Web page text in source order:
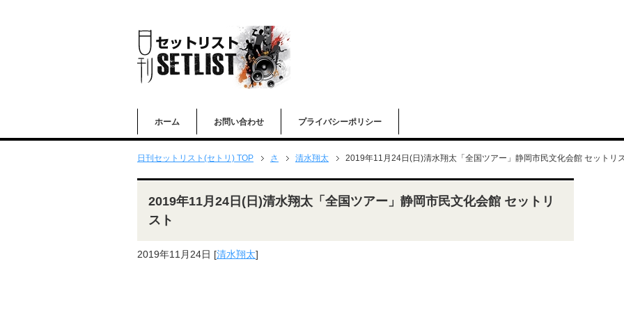
ホーム お問い合わせ プライバシーポリシー
日刊セットリスト(セトリ) TOP さ 清水翔太 2019年11月24日(日)清水翔太「全国ツアー」静岡市民文化会館 セットリ
2019年11月24日(日)清水翔太「全国ツアー」静岡市民文化会館 セットリ
スト
2019年11月24日 [清水翔太]